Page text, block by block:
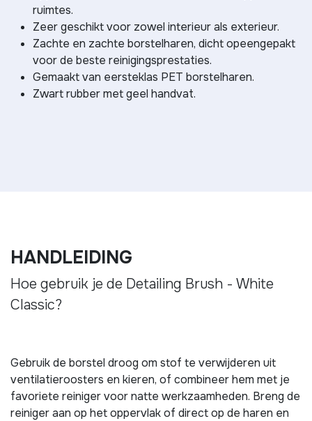
ruimtes.
Zeer geschikt voor zowel interieur als exterieur.
Zachte en zachte borstelharen, dicht opeengepakt
voor de beste reinigingsprestaties.
Gemaakt van eersteklas PET borstelharen.
Zwart rubber met geel handvat.
HANDLEIDING
Hoe gebruik je de Detailing Brush - White
Classic?
Gebruik de borstel droog om stof te verwijderen uit
ventilatieroosters en kieren, of combineer hem met je
favoriete reiniger voor natte werkzaamheden. Breng de
reiniger aan op het oppervlak of direct op de haren en